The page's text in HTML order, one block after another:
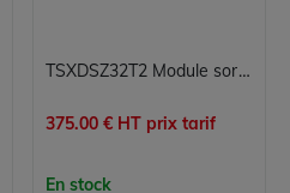
TSXDSZ32T2 Module sorties numériques Modicon TSX Micro Schneider Electric
375.00 € HT prix tarif
En stock